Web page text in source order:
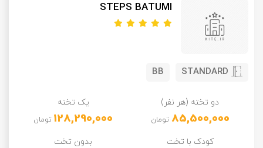
STEPS BATUMI
STANDARD
BB
دو تخته (هر نفر)
85,500,000 تومان
یک تخته
128,290,000 تومان
کودک با تخت بدون تخت